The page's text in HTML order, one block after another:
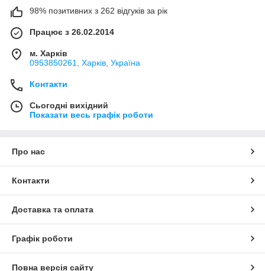
98% позитивних з 262 відгуків за рік
Працює з 26.02.2014
м. Харків
0953850261, Харків, Україна
Контакти
Сьогодні вихідний
Показати весь графік роботи
Про нас
Контакти
Доставка та оплата
Графік роботи
Повна версія сайту